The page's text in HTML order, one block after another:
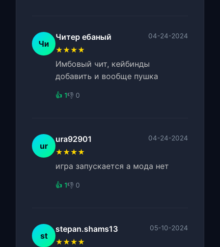
Чи
Читер ебаный 04-24-2024
★★★★
Имбовый чит, кейбинды
добавить и вообще пушка
👍 1👎 0
ur
ura92901 04-24-2024
★★★★
игра запускается а мода нет
👍 1👎 0
st
stepan.shams13 05-10-2024
★★★★